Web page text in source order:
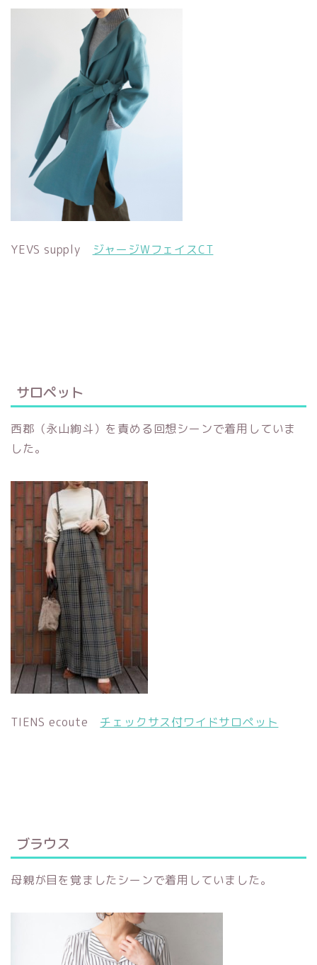
YEVS supply ジャージWフェイスCT
サロペット
西郡（永山絢斗）を責める回想シーンで着用していま
した。
TIENS ecoute チェックサス付ワイドサロペット
ブラウス
母親が目を覚ましたシーンで着用していました。